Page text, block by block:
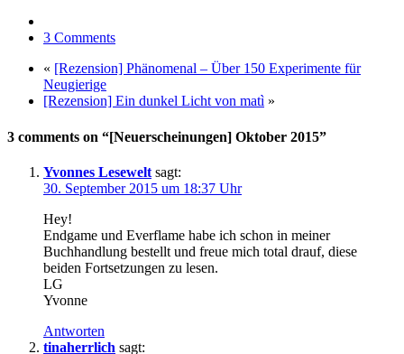
3 Comments
« [Rezension] Phänomenal – Über 150 Experimente für
Neugierige
[Rezension] Ein dunkel Licht von matì »
3 comments on “[Neuerscheinungen] Oktober 2015”
Yvonnes Lesewelt sagt:
30. September 2015 um 18:37 Uhr
Hey!
Endgame und Everflame habe ich schon in meiner
Buchhandlung bestellt und freue mich total drauf, diese
beiden Fortsetzungen zu lesen.
LG
Yvonne
Antworten
tinaherrlich sagt: